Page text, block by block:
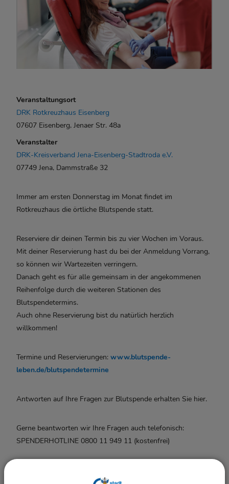
Immer am ersten Donnerstag im Monat findet im
Rotkreuzhaus die örtliche Blutspende statt.
Reserviere dir deinen Termin bis zu vier Wochen im Voraus.
Mit deiner Reservierung hast du bei der Anmeldung Vorrang,
so können wir Wartezeiten verringern.
Danach geht es für alle gemeinsam in der angekommenen
Reihenfolge durch die weiteren Stationen des
Blutspendetermins.
Auch ohne Reservierung bist du natürlich herzlich
willkommen!
Termine und Reservierungen: www.blutspende-
leben.de/blutspendetermine
Antworten auf Ihre Fragen zur Blutspende erhalten Sie hier.
Gerne beantworten wir Ihre Fragen auch telefonisch:
SPENDERHOTLINE 0800 11 949 11 (kostenfrei)
Veranstaltungsort
DRK Rotkreuzhaus Eisenberg
07607 Eisenberg, Jenaer Str. 48a
Veranstalter
DRK-Kreisverband Jena-Eisenberg-Stadtroda e.V.
07749 Jena, Dammstraße 32